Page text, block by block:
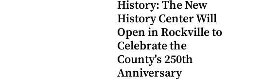
History: The New
History Center Will
Open in Rockville to
Celebrate the
County's 250th
Anniversary